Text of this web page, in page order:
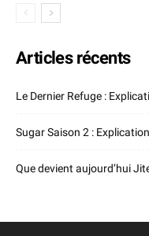
Articles récents
Le Dernier Refuge :
Sugar Saison 2 :
Que devient aujourd’hui